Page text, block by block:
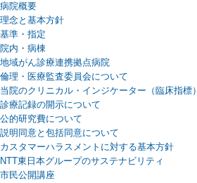
病院概要
理念と基本方針
基準・指定
院内・病棟
地域がん診療連携拠点病院
倫理・医療監査委員会について
当院のクリニカル・インジケーター（臨床指標）
診療記録の開示について
公的研究費について
説明同意と包括同意について
カスタマーハラスメントに対する基本方針
NTT東日本グループのサステナビリティ
（新しいタブで開きます）
市民公開講座